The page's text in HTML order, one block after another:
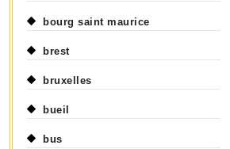
bourg saint maurice
brest
bruxelles
bueil
bus